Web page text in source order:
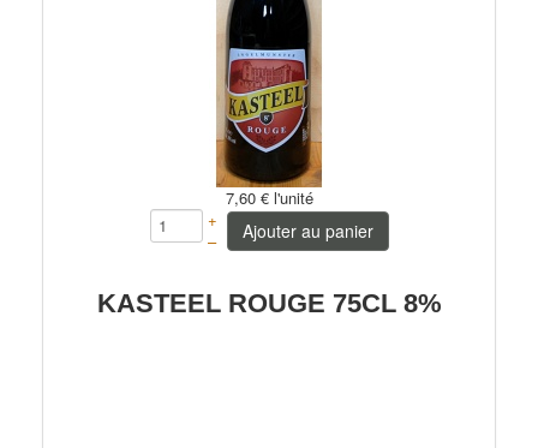
7,60 € l'unité
+
–
Ajouter au panier
KASTEEL ROUGE 75CL 8%